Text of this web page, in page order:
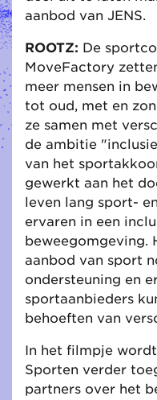
aanbod van JENS.
ROOTZ: De
MoveFactory
meer mensen in
tot oud, met en
ze samen met
de ambitie
van het
gewerkt aan het
leven lang sport-
ervaren in een
beweegomgeving.
aanbod van sport
ondersteuning en
sportaanbieders
behoeften van
In het filmpje
Sporten verder
partners over het